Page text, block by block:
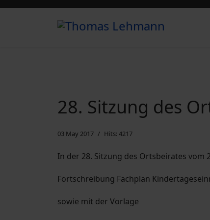
28. Sitzung des
03 May 2017 Hits: 4217
In der 28. Sitzung des Ortsbeirates vom
Fortschreibung Fachplan
sowie mit der Vorlage